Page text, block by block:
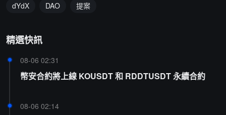
dYdX DAO 提案
精選快訊
08-06 02:31
幣安合約將上線 KOUSDT 和 RDDTUSDT 永續合約
08-06 02:14